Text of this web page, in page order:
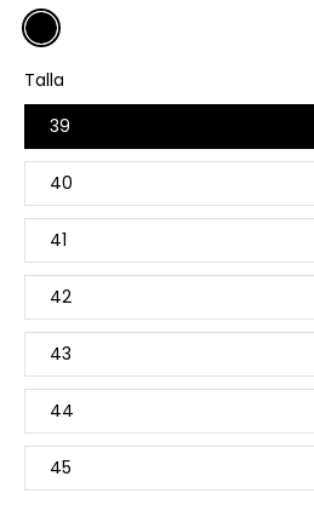
Talla
39
40
41
42
43
44
45